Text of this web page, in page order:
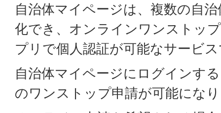
自治体マイページは、複数の自
化でき、オンラインワンストッ
プリで個人認証が可能なサービ
自治体マイページにログインす
のワンストップ申請が可能にな